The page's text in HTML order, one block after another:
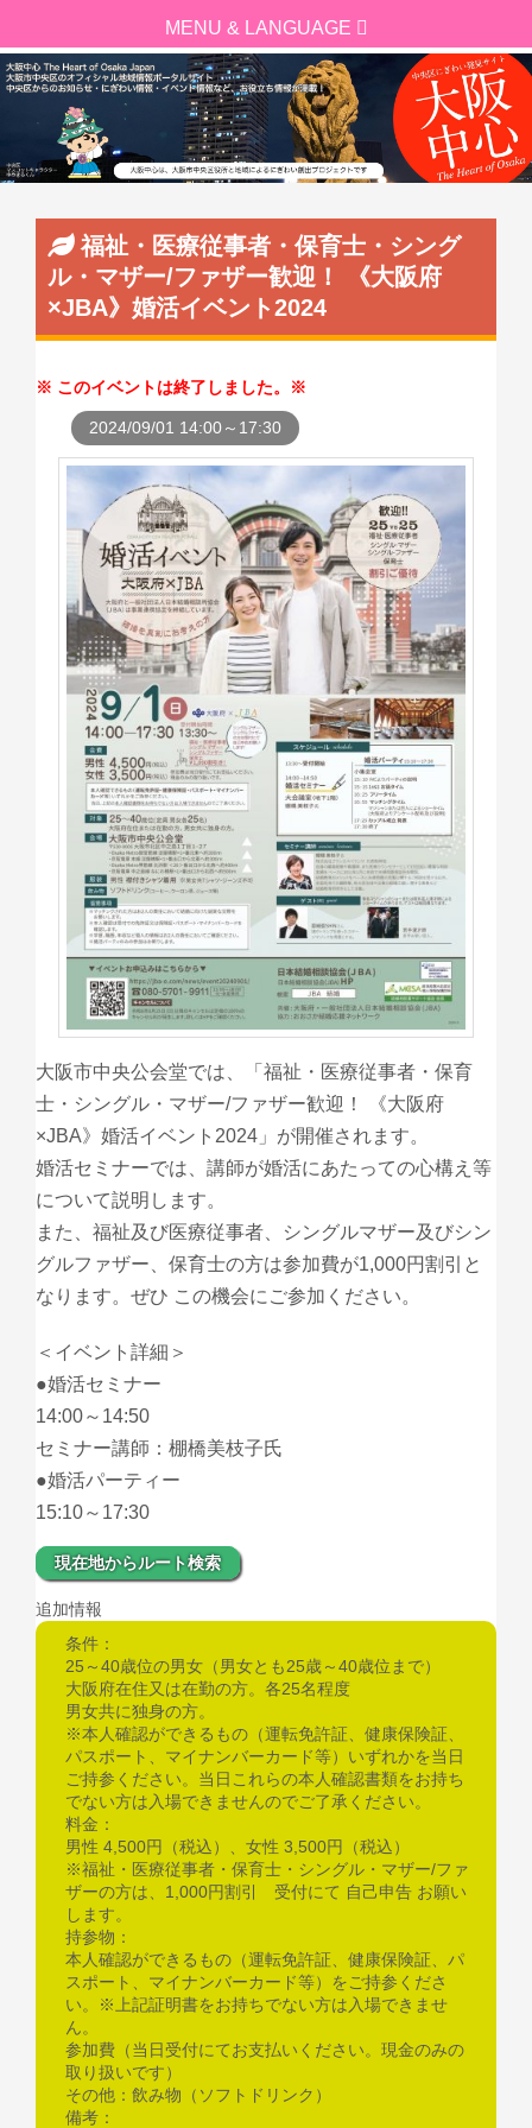
福祉・医療従事者・保育士・シング
ル・マザー/ファザー歓迎！ 《大阪府
×JBA》婚活イベント2024
このイベントは終了しました。
2024/09/01 14:00～17:30
大阪市中央公会堂では、「福祉・医療従事者・保育
士・シングル・マザー/ファザー歓迎！ 《大阪府
×JBA》婚活イベント2024」が開催されます。
婚活セミナーでは、講師が婚活にあたっての心構え等
について説明します。
また、福祉及び医療従事者、シングルマザー及びシン
グルファザー、保育士の方は参加費が1,000円割引と
なります。ぜひ この機会にご参加ください。
＜イベント詳細＞
●婚活セミナー
14:00～14:50
セミナー講師：棚橋美枝子氏
●婚活パーティー
15:10～17:30
現在地からルート検索
追加情報
条件：
25～40歳位の男女（男女とも25歳～40歳位まで）
大阪府在住又は在勤の方。各25名程度
男女共に独身の方。
※本人確認ができるもの（運転免許証、健康保険証、
パスポート、マイナンバーカード等）いずれかを当日
ご持参ください。当日これらの本人確認書類をお持ち
でない方は入場できませんのでご了承ください。
料金：
男性 4,500円（税込）、女性 3,500円（税込）
※福祉・医療従事者・保育士・シングル・マザー/ファ
ザーの方は、1,000円割引 受付にて 自己申告 お願い
します。
持参物：
本人確認ができるもの（運転免許証、健康保険証、パ
スポート、マイナンバーカード等）をご持参くださ
い。※上記証明書をお持ちでない方は入場できませ
ん。
参加費（当日受付にてお支払いください。現金のみの
取り扱いです）
その他：飲み物（ソフトドリンク）
備考：